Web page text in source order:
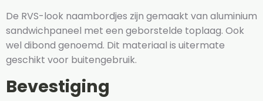
De RVS-look naambordjes zijn gemaakt van aluminium
sandwichpaneel met een geborstelde toplaag. Ook
wel dibond genoemd. Dit materiaal is uitermate
geschikt voor buitengebruik.
Bevestiging